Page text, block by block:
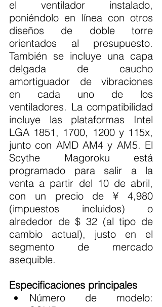
el ventilador instalado,
poniéndolo en línea con otros
diseños de doble torre
orientados al presupuesto.
También se incluye una capa
delgada de caucho
amortiguador de vibraciones
en cada uno de los
ventiladores. La compatibilidad
incluye las plataformas Intel
LGA 1851, 1700, 1200 y 115x,
junto con AMD AM4 y AM5. El
Scythe Magoroku está
programado para salir a la
venta a partir del 10 de abril,
con un precio de ¥ 4,980
(impuestos incluidos) o
alrededor de $ 32 (al tipo de
cambio actual), justo en el
segmento de mercado
asequible.
Especificaciones principales
Número de modelo: